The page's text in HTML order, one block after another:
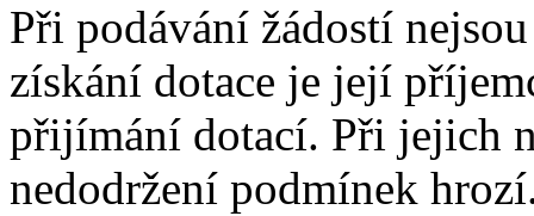
Při podávání žádostí
získání dotace je její
přijímání dotací. Při jejich
nedodržení podmínek